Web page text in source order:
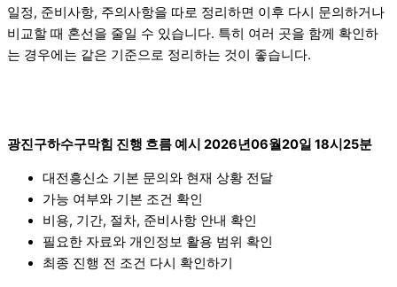
일정, 준비사항, 주의사항을 따로 정리하면 이후 다시 문의하거나
비교할 때 혼선을 줄일 수 있습니다. 특히 여러 곳을 함께 확인하
는 경우에는 같은 기준으로 정리하는 것이 좋습니다.
광진구하수구막힘 진행 흐름 예시 2026년06월20일 18시25분
대전흥신소 기본 문의와 현재 상황 전달
가능 여부와 기본 조건 확인
비용, 기간, 절차, 준비사항 안내 확인
필요한 자료와 개인정보 활용 범위 확인
최종 진행 전 조건 다시 확인하기